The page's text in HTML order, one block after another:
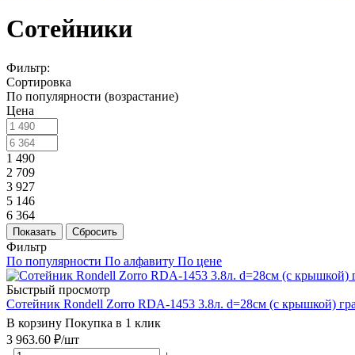
Сотейники
Фильтр:
Сортировка
По популярности (возрастание)
Цена
1 490
2 709
3 927
5 146
6 364
Показать Сбросить
Фильтр
По популярности По алфавиту По цене
Быстрый просмотр
Сотейник Rondell Zorro RDA-1453 3.8л. d=28см (с крышкой)
В корзину Покупка в 1 клик
3 963.60 ₽/шт